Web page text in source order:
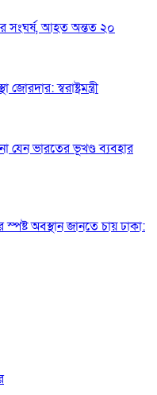
সংঘর্ষ, আহত অন্তত ২০
স্বরাষ্ট্রমন্ত্রী
যেন ভারতের ভূখণ্ড ব্যবহার
স্পষ্ট অবস্থান জানতে চায় ঢাকা: